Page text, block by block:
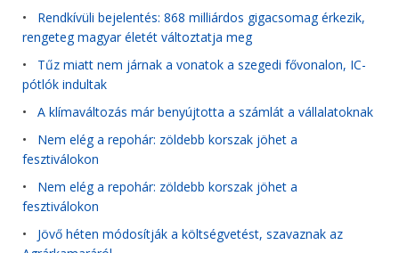
• Rendkívüli bejelentés: 868 milliárdos gigacsomag érkezik,
rengeteg magyar életét változtatja meg
• Tűz miatt nem járnak a vonatok a szegedi fővonalon, IC-
pótlók indultak
• A klímaváltozás már benyújtotta a számlát a vállalatoknak
• Nem elég a repohár: zöldebb korszak jöhet a
fesztiválokon
• Nem elég a repohár: zöldebb korszak jöhet a
fesztiválokon
• Jövő héten módosítják a költségvetést, szavaznak az